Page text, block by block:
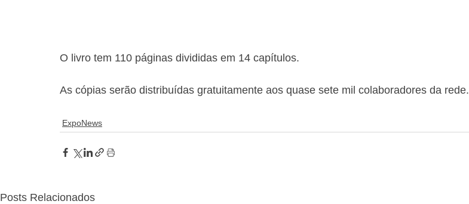
O livro tem 110 páginas divididas em 14 capítulos.
As cópias serão distribuídas gratuitamente aos quase sete mil colaboradores da rede.
ExpoNews
Posts Relacionados